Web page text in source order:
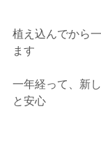
植え込んでから
ます
一年経って、新
と安心